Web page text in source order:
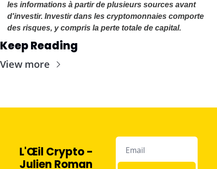
les informations à partir de plusieurs sources avant
d'investir. Investir dans les cryptomonnaies comporte
des risques, y compris la perte totale de capital.
Keep Reading
View more
L'Œil Crypto -
Julien Roman